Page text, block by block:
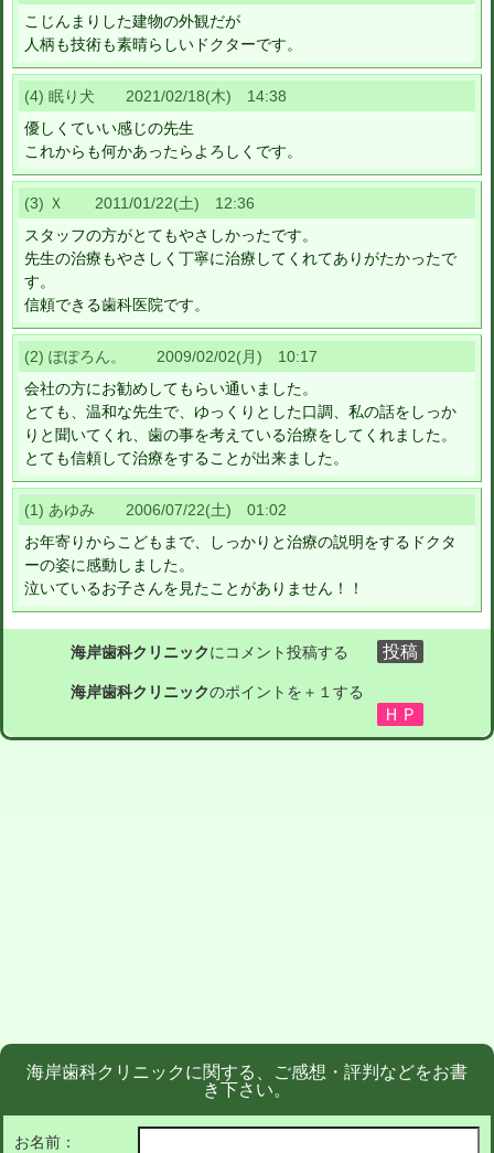
こじんまりした建物の外観だが
人柄も技術も素晴らしいドクターです。
(4) 眠り犬 2021/02/18(木) 14:38
優しくていい感じの先生
これからも何かあったらよろしくです。
(3) Ｘ 2011/01/22(土) 12:36
スタッフの方がとてもやさしかったです。
先生の治療もやさしく丁寧に治療してくれてありがたかったで
す。
信頼できる歯科医院です。
(2) ぽぽろん。 2009/02/02(月) 10:17
会社の方にお勧めしてもらい通いました。
とても、温和な先生で、ゆっくりとした口調、私の話をしっか
りと聞いてくれ、歯の事を考えている治療をしてくれました。
とても信頼して治療をすることが出来ました。
(1) あゆみ 2006/07/22(土) 01:02
お年寄りからこどもまで、しっかりと治療の説明をするドクタ
ーの姿に感動しました。
泣いているお子さんを見たことがありません！！
海岸歯科クリニックにコメント投稿する
海岸歯科クリニックのポイントを＋１する
海岸歯科クリニックに関する、ご感想・評判などをお書
き下さい。
お名前：